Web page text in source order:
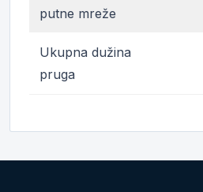
putne mreže
Ukupna dužina
pruga